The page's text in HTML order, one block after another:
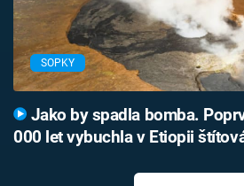
SOPKY
Jako by spadla bomba.
000 let vybuchla v Etiopii